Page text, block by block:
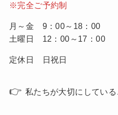
※完全ご予約制
月～金 9：00～18：00
土曜日 12：00～17：00
定休日 日祝日
👉 私たちが大切にしている